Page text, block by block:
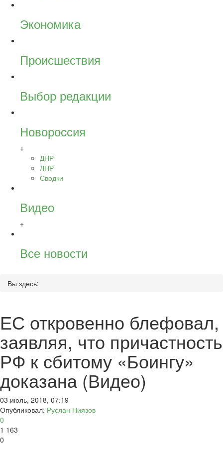
Экономика
Происшествия
Выбор редакции
Новороссия
+
ДНР
ЛНР
Сводки
Видео
+
Все новости
Вы здесь:
ЕС откровенно блефовал,
заявляя, что причастность
РФ к сбитому «Боингу»
доказана (Видео)
03 июль, 2018, 07:19
Опубликовал: Руслан Ниязов
0
1 163
0